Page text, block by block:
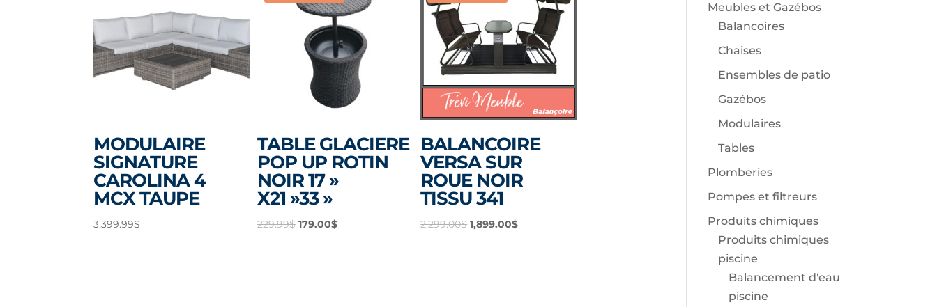
MODULAIRE
SIGNATURE
CAROLINA 4
MCX TAUPE
3,399.99$
TABLE GLACIERE
POP UP ROTIN
NOIR 17 »
X21 »33 »
229.99$ Le
179.00$Le
BALANCOIRE
VERSA SUR
ROUE NOIR
TISSU 341
2,299.00$ Le
1,899.00$Le
Meubles et Gazébos
Balancoires
Chaises
Ensembles de patio
Gazébos
Modulaires
Tables
Plomberies
Pompes et filtreurs
Produits chimiques
Produits chimiques
piscine
Balancement d'eau
piscine